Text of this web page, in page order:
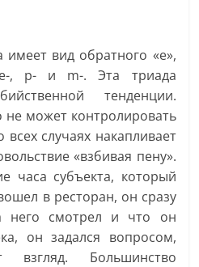
имеет вид обратного «е»,
, р- и m-. Эта триада
тенденции.
может контролировать
случаях накапливает
«взбивая пену».
часа субъекта, который
в ресторан, он сразу
него смотрел и что он
он задался вопросом,
Большинство